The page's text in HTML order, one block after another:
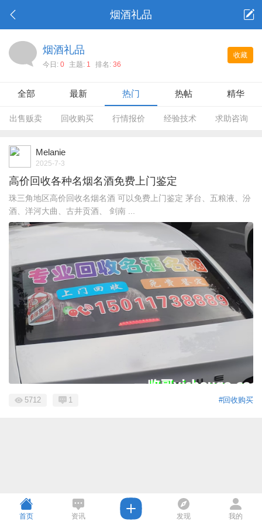
烟酒礼品
收藏
烟酒礼品
今日: 0 主题: 1 排名: 36
全部 最新 热门 热帖 精华
出售贩卖 回收购买 行情报价 经验技术 求助咨询
Melanie
2025-7-3
高价回收各种名烟名酒免费上门鉴定
珠三角地区高价回收名烟名酒 可以免费上门鉴定 茅台、五粮液、汾
酒、洋河大曲、古井贡酒、 剑南 ...
#回收购买
5712 1
首页 资讯 发现 我的